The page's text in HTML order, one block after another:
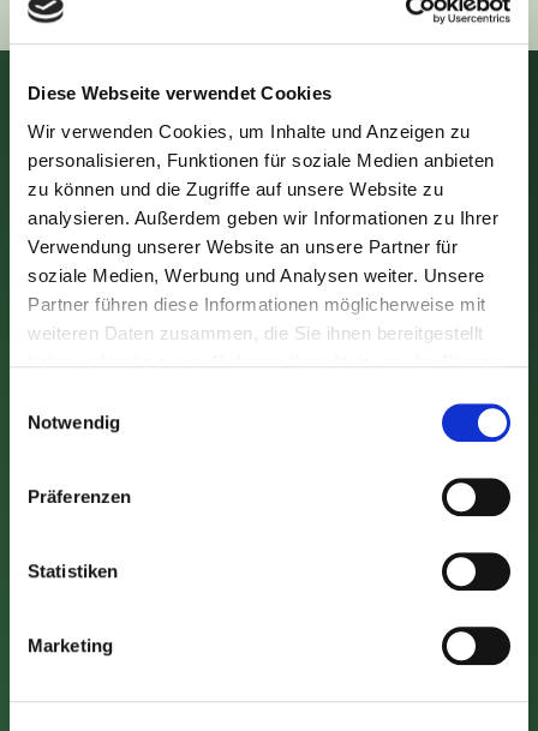
Diese Webseite verwendet Cookies
Wir verwenden Cookies, um Inhalte und Anzeigen zu
personalisieren, Funktionen für soziale Medien anbieten
zu können und die Zugriffe auf unsere Website zu
analysieren. Außerdem geben wir Informationen zu Ihrer
Verwendung unserer Website an unsere Partner für
soziale Medien, Werbung und Analysen weiter. Unsere
Partner führen diese Informationen möglicherweise mit
weiteren Daten zusammen, die Sie ihnen bereitgestellt
Cookies, wenn Sie unsere Webseite weiterhin nutzen.
Notwendig
Präferenzen
Statistiken
Marketing
ANBAUGEBIETE
ERNTE & HERSTELLUNG
TEESORTEN
TEE-ZUBEREITUNG
TEE-ZEREMONIEN
TEE-LEXIKON
CHRONIK
KONTAKT
PRESSE
MEDIA GEWINNSPIEL